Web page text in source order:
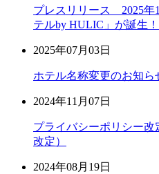
プレスリリース 2025年
テルby HULIC」が誕生！
2025年07月03日
ホテル名称変更のお知ら
2024年11月07日
プライバシーポリシー改
改定）
2024年08月19日